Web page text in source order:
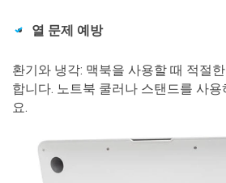
열 문제 예방
환기와 냉각: 맥북을 사용할 때 적절
합니다. 노트북 쿨러나 스탠드를 사
요.